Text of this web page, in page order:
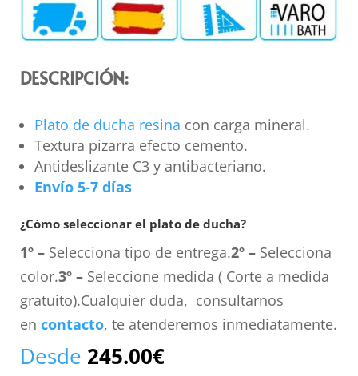
DESCRIPCIÓN:
Plato de ducha resina con carga mineral.
Textura pizarra efecto cemento.
Antideslizante C3 y antibacteriano.
Envío 5-7 días
¿Cómo seleccionar el plato de ducha?
1º –Selecciona tipo de entrega.2º –Selecciona
color.3º –Seleccione medida ( Corte a medida
gratuito).Cualquier duda, consultarnos
en contacto, te atenderemos inmediatamente.
Desde 245.00€